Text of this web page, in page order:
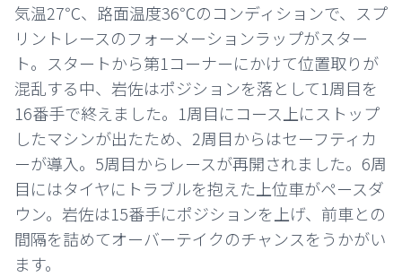
気温27℃、路面温度36℃のコンディションで、スプ
リントレースのフォーメーションラップがスター
ト。スタートから第1コーナーにかけて位置取りが
混乱する中、岩佐はポジションを落として1周目を
16番手で終えました。1周目にコース上にストップ
したマシンが出たため、2周目からはセーフティカ
ーが導入。5周目からレースが再開されました。6周
目にはタイヤにトラブルを抱えた上位車がペースダ
ウン。岩佐は15番手にポジションを上げ、前車との
間隔を詰めてオーバーテイクのチャンスをうかがい
ます。